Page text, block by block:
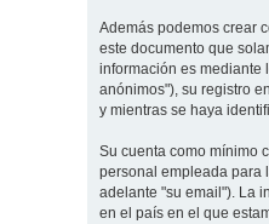
Además podemos crear
este documento que
información es mediante
anónimos"), su registro
y mientras se haya
Su cuenta como mínimo
personal empleada para
adelante "su email"). La
en el país en el que